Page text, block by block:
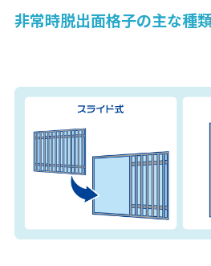
非常時脱出面格子の主な種